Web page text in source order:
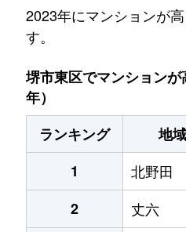
2023年にマンションが
す。
堺市東区でマンション
年）
ランキング
地
1
北野田
2
丈六